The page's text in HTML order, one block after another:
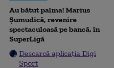
Au bătut palma! Marius
Șumudică, revenire
spectaculoasă pe bancă, în
SuperLigă
Descarcă aplicația Digi
Sport